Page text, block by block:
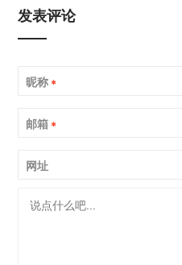
发表评论
昵称 *
邮箱 *
网址